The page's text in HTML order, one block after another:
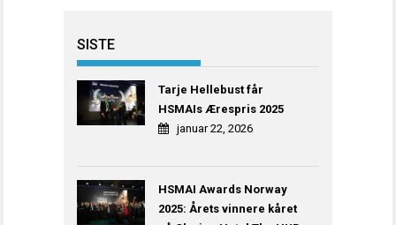
SISTE
Tarje Hellebust får
HSMAIs Ærespris 2025
januar 22, 2026
HSMAI Awards Norway
2025: Årets vinnere kåret